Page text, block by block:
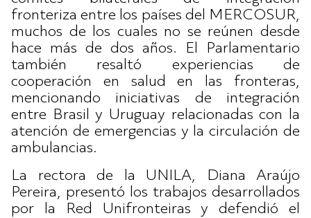
fronteriza entre los países del MERCOSUR,
muchos de los cuales no se reúnen desde
hace más de dos años. El Parlamentario
también resaltó experiencias de
cooperación en salud en las fronteras,
mencionando iniciativas de integración
entre Brasil y Uruguay relacionadas con la
atención de emergencias y la circulación de
ambulancias.
La rectora de la UNILA, Diana Araújo
Pereira, presentó los trabajos desarrollados
por la Red Unifronteiras y defendió el